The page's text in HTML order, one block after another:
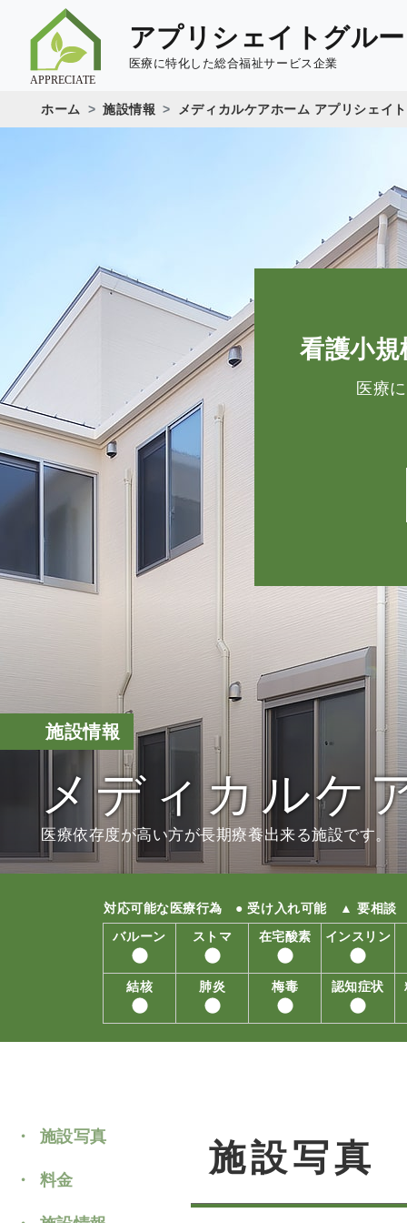
アプリシェイトグル
医療に特化した総合福祉サービス企業
ホーム 施設情報 メディカルケアホーム アプリシェイ
施設情報
メディカルケ
医療依存度が高い方が長期療養出来る施設です。
看護小規
医療
対応可能な医療行為 ● 受け入れ可能 ▲ 要相談
バルーン
ストマ 在宅酸素 インスリン
結核 肺炎 梅毒 認知症状
施設写真
料金
施設写真